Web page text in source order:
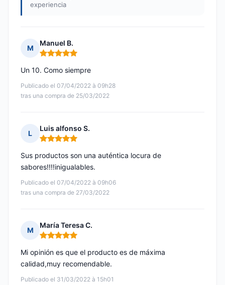
experiencia
M
Manuel B.
Nota: 5 de 5
Publicado el 07/04/2022 à 09h28
tras una compra de 25/03/2022
Un 10. Como siempre
L
Luis alfonso S.
Nota: 5 de 5
Publicado el 07/04/2022 à 09h06
tras una compra de 27/03/2022
Sus productos son una auténtica locura de
sabores!!!!inigualables.
M
María Teresa C.
Nota: 5 de 5
Publicado el 31/03/2022 à 15h01
Mi opinión es que el producto es de máxima
calidad,muy recomendable.